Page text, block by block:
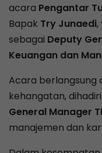
acara Pengantar
Bapak Try Junaedi,
sebagai Deputy
Keuangan dan
Acara berlangsung
kehangatan,
General Manager
manajemen dan